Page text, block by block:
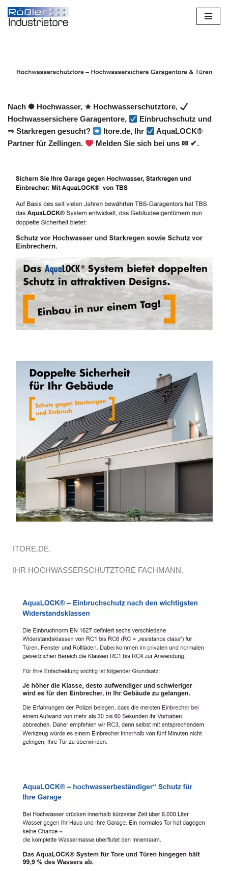
Zum
Nach ✺ Hochwasser, ★ Hochwasserschutztore,
Hochwassersichere Garagentore,
Einbruchschutz und
⇒ Starkregen gesucht?
Itore.de, Ihr
AquaLOCK®
Partner für Zellingen.
Melden Sie sich bei uns ✉ ✔.
ITORE.DE.
IHR HOCHWASSERSCHUTZTORE FACHMANN.